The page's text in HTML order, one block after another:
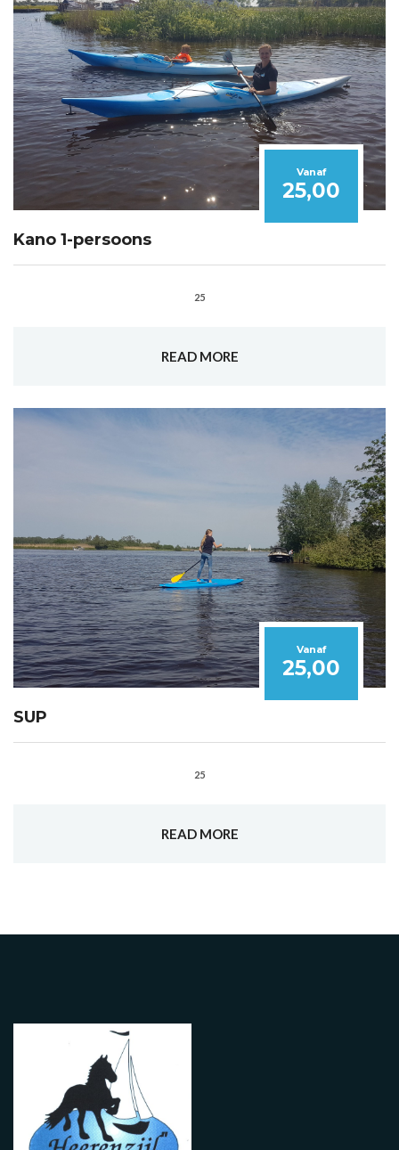
Vanaf
25,00
Kano 1-persoons
25
READ MORE
Vanaf
25,00
SUP
25
READ MORE